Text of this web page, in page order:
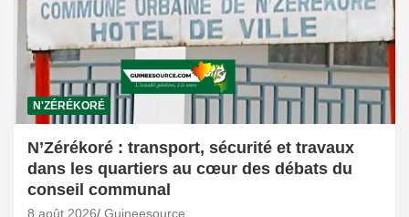
N'ZÉRÉKORÉ
N’Zérékoré : transport, sécurité et travaux
dans les quartiers au cœur des débats du
conseil communal
8 août 2026 Guineesource